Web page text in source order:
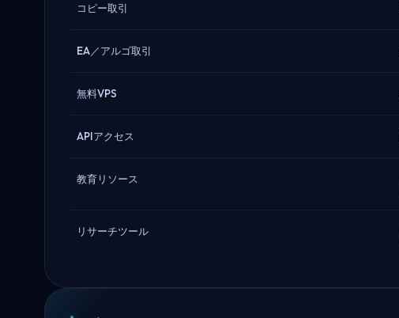
コピー取引
EA／アルゴ取引
無料VPS
APIアクセス
教育リソース
リサーチツール